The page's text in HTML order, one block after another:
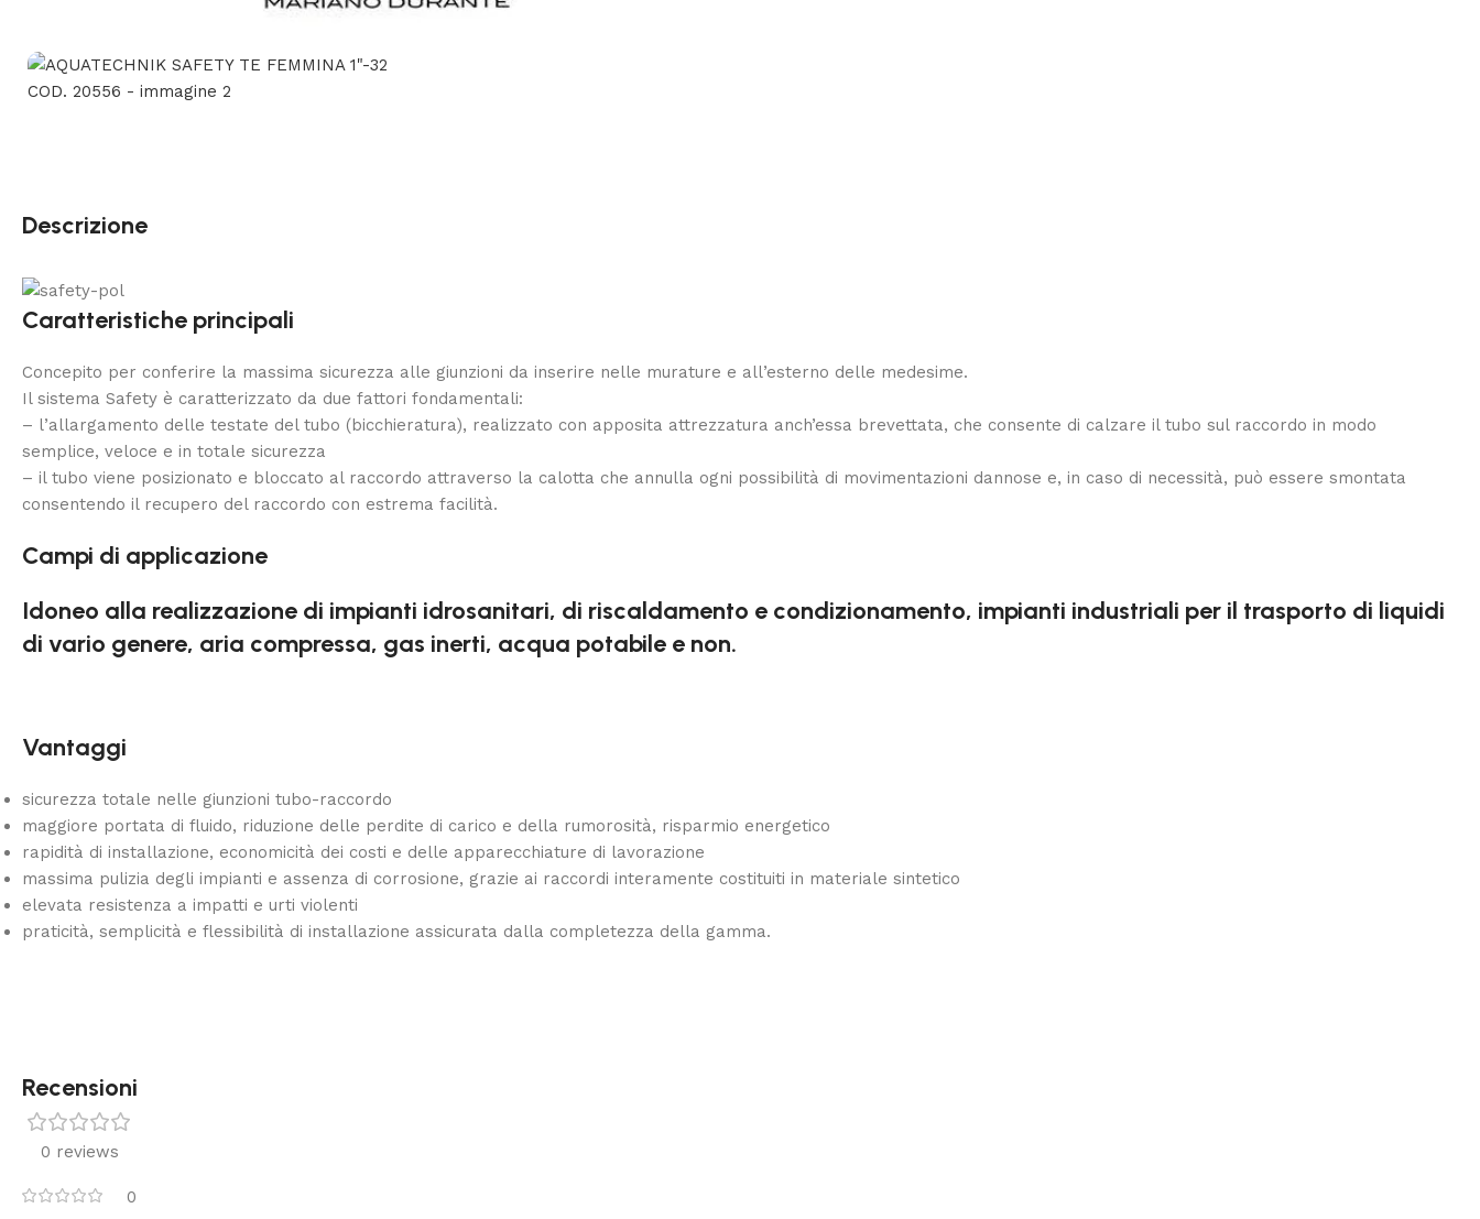
Descrizione
Caratteristiche principali
Concepito per conferire la massima sicurezza alle giunzioni da inserire nelle murature e all’esterno delle medesime.
Il sistema Safety è caratterizzato da due fattori fondamentali:
– l’allargamento delle testate del tubo (bicchieratura), realizzato con apposita attrezzatura anch’essa brevettata, che consente di calzare il tubo sul raccordo in modo
semplice, veloce e in totale sicurezza
– il tubo viene posizionato e bloccato al raccordo attraverso la calotta che annulla ogni possibilità di movimentazioni dannose e, in caso di necessità, può essere smontata
consentendo il recupero del raccordo con estrema facilità.
Campi di applicazione
Idoneo alla realizzazione di impianti idrosanitari, di riscaldamento e condizionamento, impianti industriali per il trasporto di liquidi
di vario genere, aria compressa, gas inerti, acqua potabile e non.
Vantaggi
sicurezza totale nelle giunzioni tubo-raccordo
maggiore portata di fluido, riduzione delle perdite di carico e della rumorosità, risparmio energetico
rapidità di installazione, economicità dei costi e delle apparecchiature di lavorazione
massima pulizia degli impianti e assenza di corrosione, grazie ai raccordi interamente costituiti in materiale sintetico
elevata resistenza a impatti e urti violenti
praticità, semplicità e flessibilità di installazione assicurata dalla completezza della gamma.
Recensioni
0 reviews
0